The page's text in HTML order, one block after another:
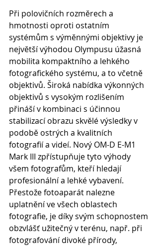
Při polovičních rozměrech a
hmotnosti oproti ostatním
systémům s výměnnými objektivy je
největší výhodou Olympusu úžasná
mobilita kompaktního a lehkého
fotografického systému, a to včetně
objektivů. Široká nabídka výkonných
objektivů s vysokým rozlišením
přináší v kombinaci s účinnou
stabilizací obrazu skvělé výsledky v
podobě ostrých a kvalitních
fotografií a videí. Nový OM-D E-M1
Mark III zpřístupňuje tyto výhody
všem fotografům, kteří hledají
profesionální a lehké vybavení.
Přestože fotoaparát nalezne
uplatnění ve všech oblastech
fotografie, je díky svým schopnostem
obzvlášť užitečný v terénu, např. při
fotografování divoké přírody,